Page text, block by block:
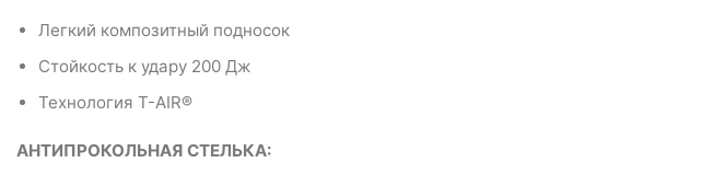
Легкий композитный подносок
Стойкость к удару 200 Дж
Технология T-AIR®
АНТИПРОКОЛЬНАЯ СТЕЛЬКА: